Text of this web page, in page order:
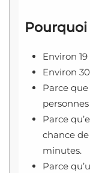
Pourquoi
Environ
Environ
Parce
Parce
chance
minutes.
Parce